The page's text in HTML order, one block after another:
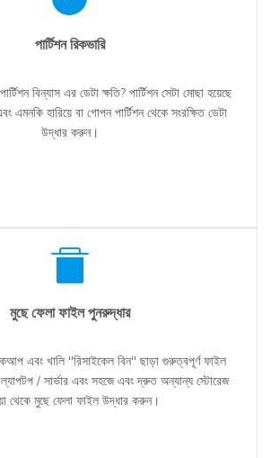
পার্টিশন রিকভারি
বিন্যাস এর ডেটা ক্ষতি? পার্টিশন সেটা মোছা হয়েছে
এমনকি হারিয়ে বা গোপন পার্টিশন থেকে সংরক্ষিত ডেটা
উদ্ধার করুন।
মুছে ফেলা ফাইল পুনরুদ্ধার
এবং খালি "রিসাইকেল বিন" ছাড়া গুরুত্বপূর্ণ ফাইল
/ সার্ভার এবং সহজে এবং দ্রুত অন্যান্য স্টোরেজ
থেকে মুছে ফেলা ফাইল উদ্ধার করুন।